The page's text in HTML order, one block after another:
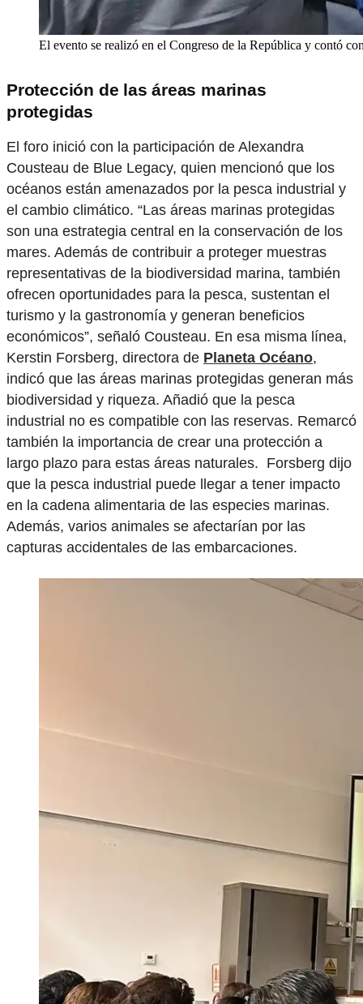
El evento se realizó en el Congreso de la República y contó
Protección de las áreas marinas
protegidas
El foro inició con la participación de Alexandra
Cousteau de Blue Legacy, quien mencionó que los
océanos están amenazados por la pesca industrial y
el cambio climático. “Las áreas marinas protegidas
son una estrategia central en la conservación de los
mares. Además de contribuir a proteger muestras
representativas de la biodiversidad marina, también
ofrecen oportunidades para la pesca, sustentan el
turismo y la gastronomía y generan beneficios
económicos”, señaló Cousteau. En esa misma línea,
Kerstin Forsberg, directora de Planeta Océano,
indicó que las áreas marinas protegidas generan más
biodiversidad y riqueza. Añadió que la pesca
industrial no es compatible con las reservas. Remarcó
también la importancia de crear una protección a
largo plazo para estas áreas naturales. Forsberg dijo
que la pesca industrial puede llegar a tener impacto
en la cadena alimentaria de las especies marinas.
Además, varios animales se afectarían por las
capturas accidentales de las embarcaciones.